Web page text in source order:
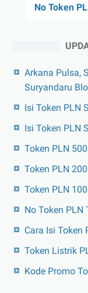
No Token
Arkana Pulsa,
Suryandaru
Isi Token PLN
Isi Token PLN
Token PLN
Token PLN
Token PLN
No Token
Cara Isi Token
Token Listrik
Kode Promo